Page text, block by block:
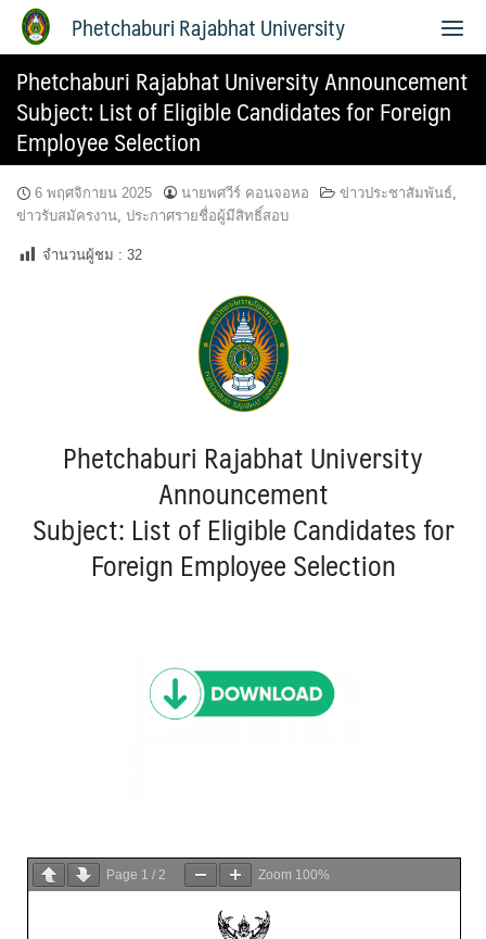
Phetchaburi Rajabhat University
Phetchaburi Rajabhat University Announcement
Subject: List of Eligible Candidates for Foreign
Employee Selection
6 พฤศจิกายน 2025 นายพศวีร์ คอนจอหอ ข่าวประชาสัมพันธ์,
ข่าวรับสมัครงาน, ประกาศรายชื่อผู้มีสิทธิ์สอบ
จำนวนผู้ชม : 32
Phetchaburi Rajabhat University
Announcement
Subject: List of Eligible Candidates for
Foreign Employee Selection
Page 1 / 2 Zoom 100%